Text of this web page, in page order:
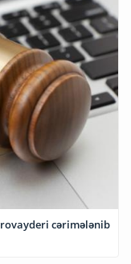
cərimələnib